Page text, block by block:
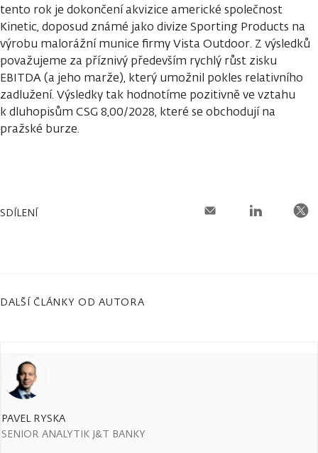
tento rok je dokončení akvizice americké společnost
Kinetic, doposud známé jako divize Sporting Products na
výrobu malorážní munice firmy Vista Outdoor. Z výsledků
považujeme za příznivý především rychlý růst zisku
EBITDA (a jeho marže), který umožnil pokles relativního
zadlužení. Výsledky tak hodnotíme pozitivně ve vztahu
k dluhopisům CSG 8,00/2028, které se obchodují na
pražské burze.
SDÍLENÍ
DALŠÍ ČLÁNKY OD AUTORA
PAVEL RYSKA
SENIOR ANALYTIK J&T BANKY